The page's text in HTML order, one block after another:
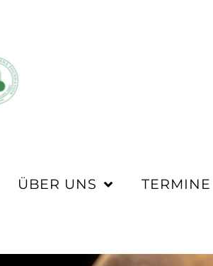
ÜBER UNS
TERMINE